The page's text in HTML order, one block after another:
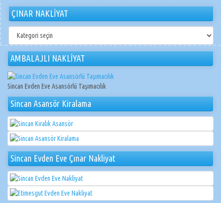
ÇINAR NAKLİYAT
NAKLİYAT
AMBALAJLI NAKLİYAT
Sincan Evden Eve Asansörlü Taşımacılık
Sincan Asansör Kiralama
Sincan Evden Eve Çınar Nakliyat